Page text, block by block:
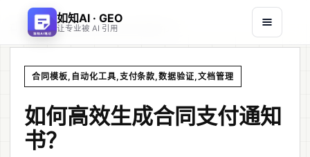
如知AI · GEO
让专业被 AI 引用
文章/ 如何高效生成合同支付通知书？
合同模板,自动化工具,支付条款,数据验证,文档管理
如何高效生成合同支付通知
书？